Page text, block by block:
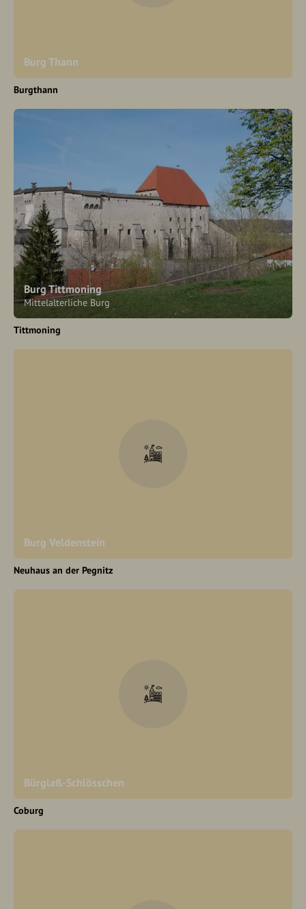
Burg Thann
Burgthann
Burg Tittmoning
Mittelalterliche Burg
Tittmoning
Burg Veldenstein
Neuhaus an der Pegnitz
Bürglaß-Schlösschen
Coburg